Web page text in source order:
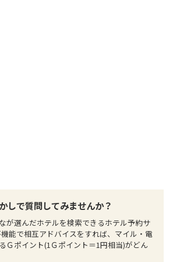
しで質問してみませんか？
が選んだホテルを検索できるホテル予約サ
能で相互アドバイスをすれば、マイル・電
Ｇポイント(1Ｇポイント＝1円相当)がどん